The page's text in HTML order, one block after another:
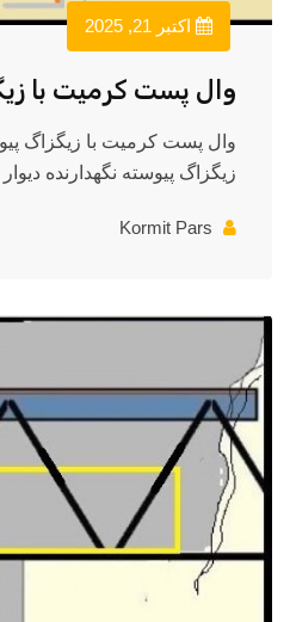
اکتبر 21, 2025
وال پست کرمیت با
وال پست کرمیت با زیگزاگ
زیگزاگ پیوسته نگهدارنده دیوار
Kormit Pars